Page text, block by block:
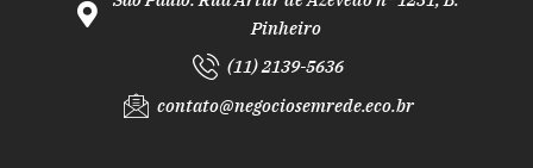
Pinheiro
(11) 2139-5636
contato@negociosemrede.eco.br